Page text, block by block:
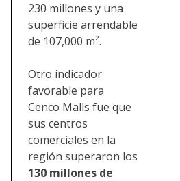
230 millones y una
superficie arrendable
de 107,000 m².
Otro indicador
favorable para
Cenco Malls fue que
sus centros
comerciales en la
región superaron los
130 millones de